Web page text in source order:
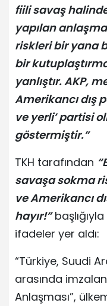
fiili savaş
yapılan
riskleri bir yana
bir
yanlıştır. AKP,
Amerikancı dış
ve yerli’ partisi
göstermiştir.”
TKH tarafından
savaşa sokma
ve Amerikancı
hayır!”
ifadeler yer aldı:
“Türkiye, Suudi
arasında
Anlaşması”,